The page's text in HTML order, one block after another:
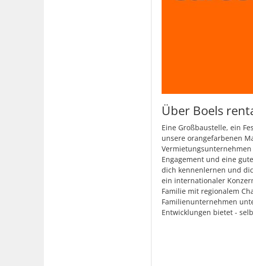
Über Boels
Eine Großbaustelle, ein
unsere orangefarbenen
Engagement und eine
dich kennenlernen und
ein internationaler
Familie mit regionalem
Familienunternehmen
Entwicklungen bietet -